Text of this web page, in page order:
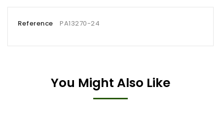
Reference PA13270-24
You Might Also Like